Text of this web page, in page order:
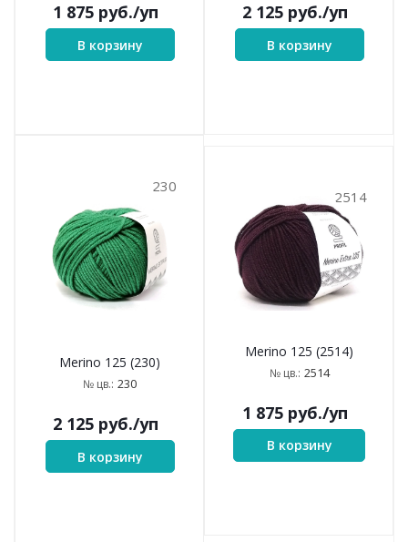
1 875руб./уп
В корзину
2 125руб./уп
В корзину
230
Merino 125 (230)
№ цв.: 230
2 125руб./уп
В корзину
2514
Merino 125 (2514)
№ цв.: 2514
1 875руб./уп
В корзину